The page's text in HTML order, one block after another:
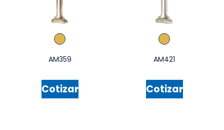
AM359
Cotizar
AM421
Cotizar